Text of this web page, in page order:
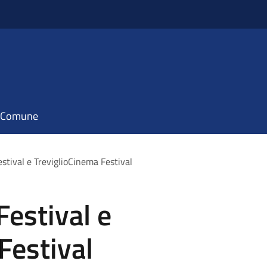
e TreviglioCinema Festival
e